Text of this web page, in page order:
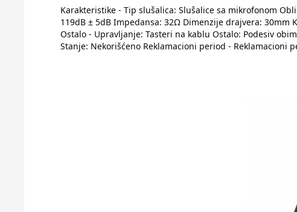
Karakteristike - Tip slušalica: Slušalice sa mikrofonom
119dB ± 5dB Impedansa: 32Ω Dimenzije drajvera: 30mm
Ostalo - Upravljanje: Tasteri na kablu Ostalo: Podesiv
Stanje: Nekorišćeno Reklamacioni period - Reklamacioni